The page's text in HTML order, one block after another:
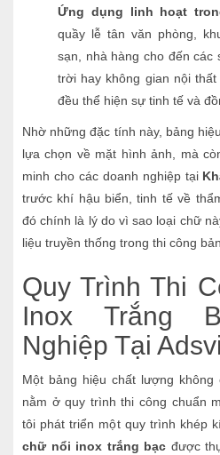
Ứng dụng linh hoạt
quầy lễ tân văn phòng,
sạn, nhà hàng cho đến các
trời hay không gian nội
đều thể hiện sự tinh tế và
Nhờ những đặc tính này, bảng
lựa chọn về mặt hình ảnh, mà
minh cho các doanh nghiệp tại
trước khí hậu biển, tinh tế về
đó chính là lý do vì sao loại chữ
liệu truyền thống trong thi công
Quy Trình Thi
Inox Trắng
Nghiệp Tại
Một bảng hiệu chất lượng
nằm ở quy trình thi công chuẩn
tôi phát triển một quy trình khép
chữ nổi inox trắng bạc được